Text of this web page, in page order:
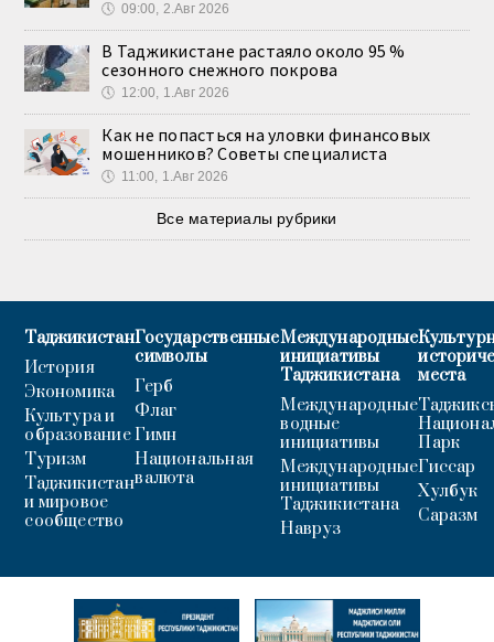
🕔 09:00, 2.Авг 2026
В Таджикистане растаяло около 95 %
сезонного снежного покрова
🕔 12:00, 1.Авг 2026
Как не попасться на уловки финансовых
мошенников? Советы специалиста
🕔 11:00, 1.Авг 2026
Все материалы рубрики
Таджикистан
История
Экономика
Культура и
образование
Туризм
Таджикистан
и мировое
сообщество
Государственные
символы
Герб
Флаг
Гимн
Национальная
валюта
Международные
инициативы
Таджикистана
Международные
водные
инициативы
Международные
инициативы
Таджикистана
Навруз
места
Парк
Гиссар
Хулбук
Саразм